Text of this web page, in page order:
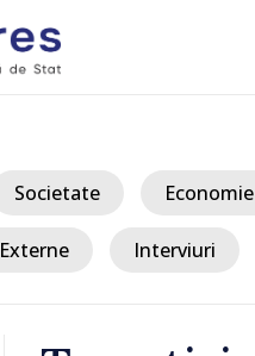
Societate Economie
Externe Interviuri